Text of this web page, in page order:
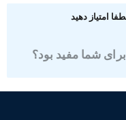
دهید
مفید بود؟